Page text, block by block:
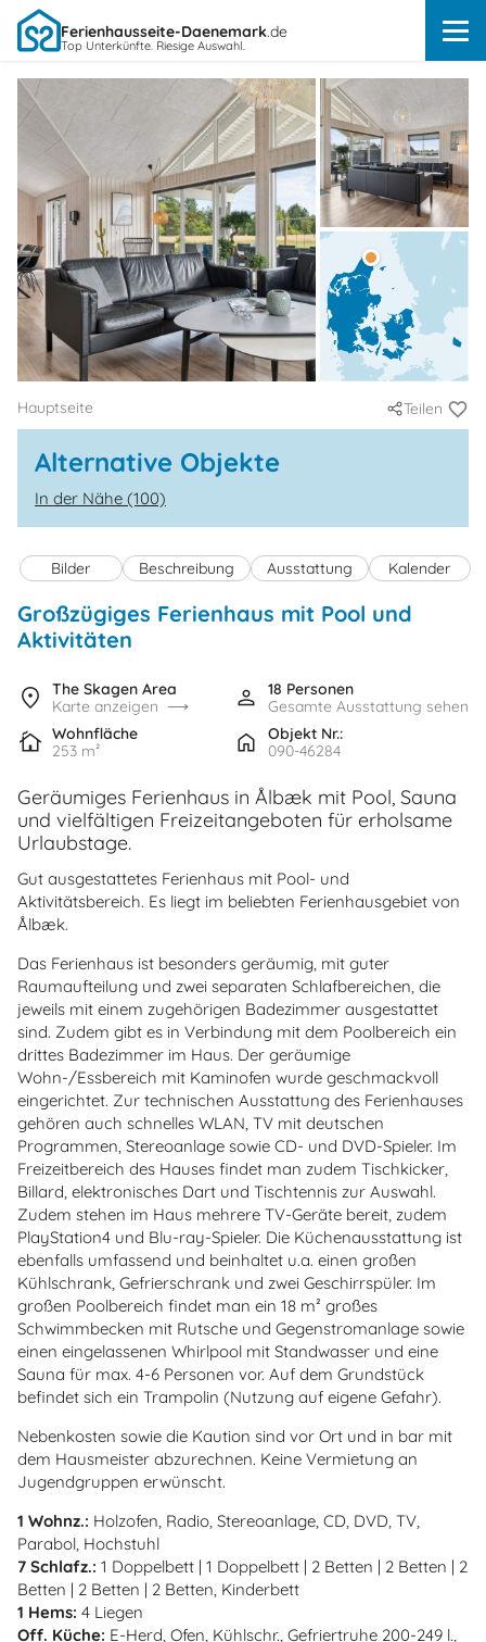
Ferienhausseite-Daenemark.de
Top Unterkünfte. Riesige Auswahl.
Hauptseite Teilen
Alternative Objekte
In der Nähe (100)
Bilder Beschreibung Ausstattung Kalender
Großzügiges Ferienhaus mit Pool und
Aktivitäten
The Skagen Area
Karte anzeigen
18 Personen
Gesamte Ausstattung sehen
Wohnfläche
253 m²
Objekt Nr.:
090-46284
Geräumiges Ferienhaus in Ålbæk mit Pool, Sauna
und vielfältigen Freizeitangeboten für erholsame
Urlaubstage.
Gut ausgestattetes Ferienhaus mit Pool- und
Aktivitätsbereich. Es liegt im beliebten Ferienhausgebiet von
Ålbæk.
Das Ferienhaus ist besonders geräumig, mit guter
Raumaufteilung und zwei separaten Schlafbereichen, die
jeweils mit einem zugehörigen Badezimmer ausgestattet
sind. Zudem gibt es in Verbindung mit dem Poolbereich ein
drittes Badezimmer im Haus. Der geräumige
Wohn-/Essbereich mit Kaminofen wurde geschmackvoll
eingerichtet. Zur technischen Ausstattung des Ferienhauses
gehören auch schnelles WLAN, TV mit deutschen
Programmen, Stereoanlage sowie CD- und DVD-Spieler. Im
Freizeitbereich des Hauses findet man zudem Tischkicker,
Billard, elektronisches Dart und Tischtennis zur Auswahl.
Zudem stehen im Haus mehrere TV-Geräte bereit, zudem
PlayStation4 und Blu-ray-Spieler. Die Küchenausstattung ist
ebenfalls umfassend und beinhaltet u.a. einen großen
Kühlschrank, Gefrierschrank und zwei Geschirrspüler. Im
großen Poolbereich findet man ein 18 m² großes
Schwimmbecken mit Rutsche und Gegenstromanlage sowie
einen eingelassenen Whirlpool mit Standwasser und eine
Sauna für max. 4-6 Personen vor. Auf dem Grundstück
befindet sich ein Trampolin (Nutzung auf eigene Gefahr).
Nebenkosten sowie die Kaution sind vor Ort und in bar mit
dem Hausmeister abzurechnen. Keine Vermietung an
Jugendgruppen erwünscht.
1 Wohnz.: Holzofen, Radio, Stereoanlage, CD, DVD, TV,
Parabol, Hochstuhl
7 Schlafz.: 1 Doppelbett | 1 Doppelbett | 2 Betten | 2 Betten | 2
Betten | 2 Betten | 2 Betten, Kinderbett
1 Hems: 4 Liegen
Off. Küche: E-Herd, Ofen, Kühlschr., Gefriertruhe 200-249 l.,